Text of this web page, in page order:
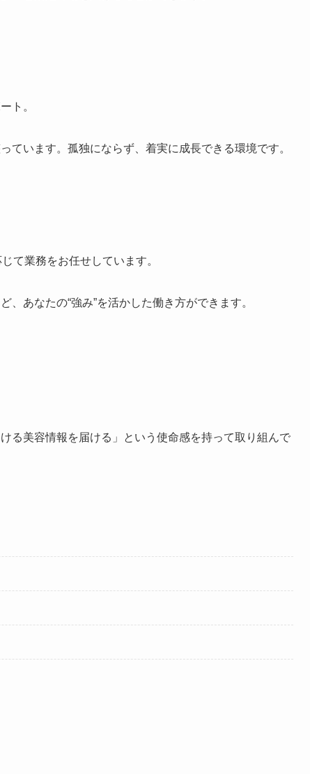
ト。
ています。孤独にならず、着実に成長できる環境です。
て業務をお任せしています。
、あなたの“強み”を活かした働き方ができます。
る美容情報を届ける」という使命感を持って取り組んで